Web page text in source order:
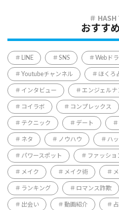
おすす
LINE SNS Webド
Youtubeチャンネル ほくろ
インタビュー エンジェルナ
コイラボ コンプレックス
テクニック デート
ネタ ノウハウ ハ
パワースポット ファッショ
メイク メイク術
ランキング ロマンス詐欺
出会い 動画紹介